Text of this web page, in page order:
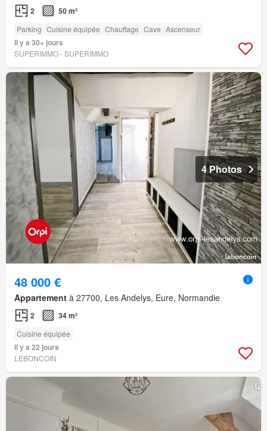
2 50 m²
Parking Cuisine équipée Chauffage Cave Ascenseur
Il y a 30+ jours
SUPERIMMO - SUPERIMMO
4 Photos
48 000 €
Appartement à 27700, Les Andelys, Eure, Normandie
2 34 m²
Cuisine équipée
Il y a 22 jours
LEBONCOIN